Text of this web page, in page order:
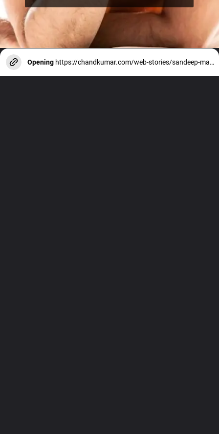
Opening https://chandkumar.com/web-stories/sandeep-maheshwari-best-qoutes-in-hindi/